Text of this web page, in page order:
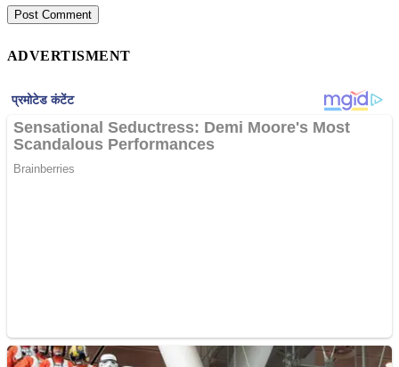
ADVERTISMENT